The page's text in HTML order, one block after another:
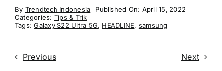
By Trendtech Indonesia
Published On: April 15, 2022
Categories: Tips & Trik
Tags:Galaxy S22 Ultra 5G, HEADLINE, samsung
Previous Next